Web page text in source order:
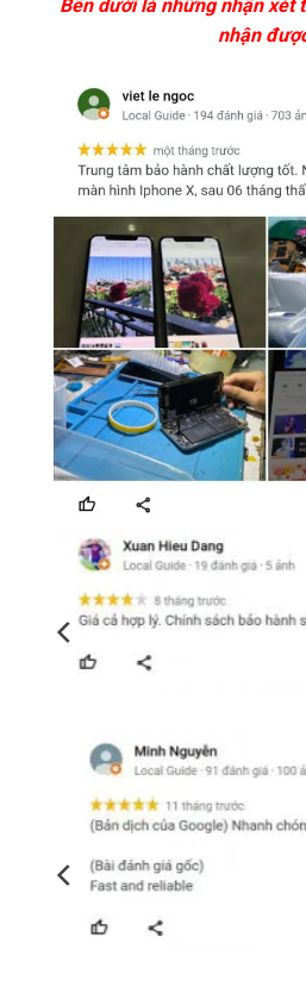
Bên dưới là những nhận xét
nhận